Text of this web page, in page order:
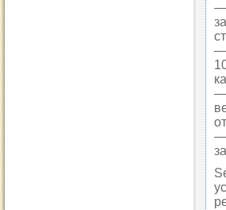
—
—
—
—